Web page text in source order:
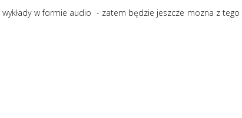
w formie audio - zatem będzie jeszcze mozna z tego